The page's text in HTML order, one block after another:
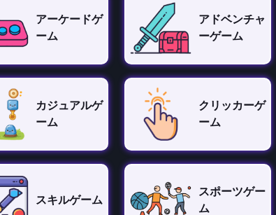
アーケードゲ
ーム
アドベンチャ
ーゲーム
カジュアルゲ
ーム
クリッカーゲ
ーム
スキルゲーム
スポーツゲー
ム